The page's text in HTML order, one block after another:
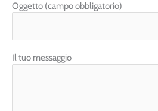
Oggetto (campo obbligatorio)
Il tuo messaggio